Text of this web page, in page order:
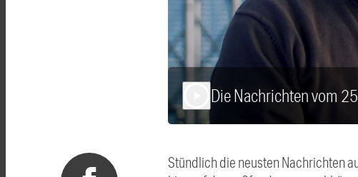
Die Nachrichten vom
Stündlich die neusten Nachrichten